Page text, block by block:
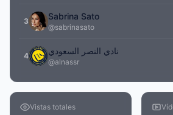
3 Sabrina Sato
@sabrinasato
4 نادي النصر السعودي
@alnassr
Vistas totales